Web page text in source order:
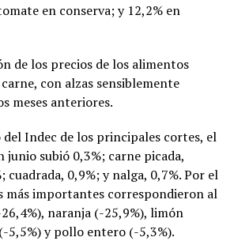
en conserva; y 12,2% en
de los precios de los alimentos
con alzas sensiblemente
meses anteriores.
del Indec de los principales cortes, el
junio subió 0,3%; carne picada,
cuadrada, 0,9%; y nalga, 0,7%. Por el
más importantes correspondieron al
naranja (-25,9%), limón
5,5%) y pollo entero (-5,3%).